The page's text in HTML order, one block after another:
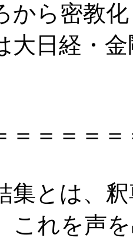
ら密教化
日経・金
た 岩
＝＝＝＝
集とは、
これを声